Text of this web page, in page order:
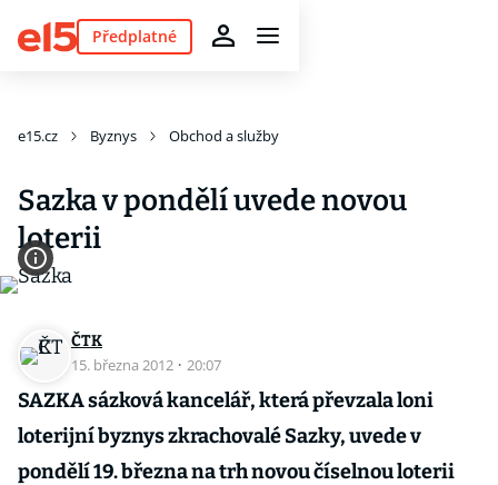
Předplatné
e15.cz Byznys Obchod a služby
Sazka v pondělí uvede novou
loterii
ČTK
15. března 2012 · 20:07
SAZKA sázková kancelář, která převzala loni
loterijní byznys zkrachovalé Sazky, uvede v
pondělí 19. března na trh novou číselnou loterii